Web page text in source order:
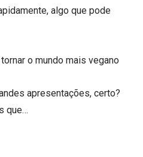
algo que pode
o mundo mais vegano
apresentações, certo?
que…